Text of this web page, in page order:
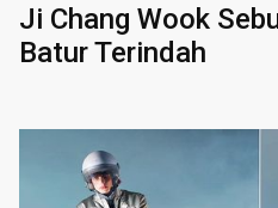
Ji Chang Wook
Batur Terindah